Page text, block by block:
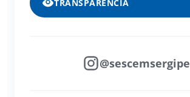
TRANSPARÊNCIA
@sescemsergipe